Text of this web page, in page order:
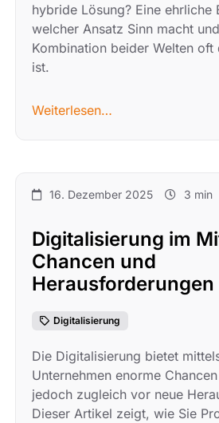
hybride Lösung? Eine ehrliche
welcher Ansatz Sinn macht
Kombination beider Welten oft
ist.
Weiterlesen…
16. Dezember 2025 3 min
Digitalisierung im
Chancen und
Herausforderungen
Digitalisierung
Die Digitalisierung bietet
Unternehmen enorme
jedoch zugleich vor neue
Dieser Artikel zeigt, wie Sie